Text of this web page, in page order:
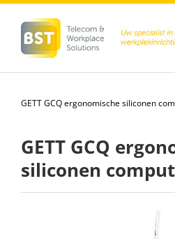
inhoud
GETT GCQ ergonomische siliconen
GETT GCQ
siliconen